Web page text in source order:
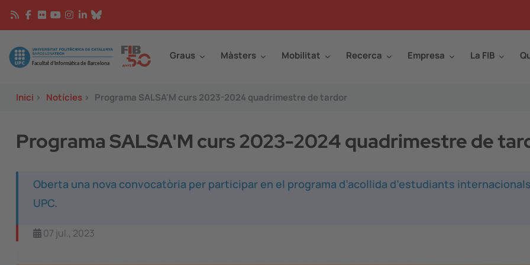
Vés al contingut
Image Graus Màsters Mobilitat Recerca Empresa La FIB
Inici > Notícies > Programa SALSA'M curs 2023-2024 quadrimestre de tardor
Programa SALSA'M curs 2023-2024 quadrimestre de
Oberta una nova convocatòria per participar en el programa d’acollida d’estudiants
UPC.
07 jul., 2023